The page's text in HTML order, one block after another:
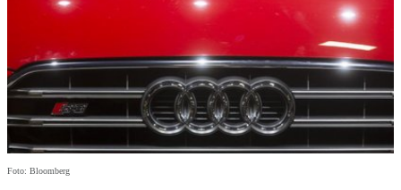
Foto: Bloomberg